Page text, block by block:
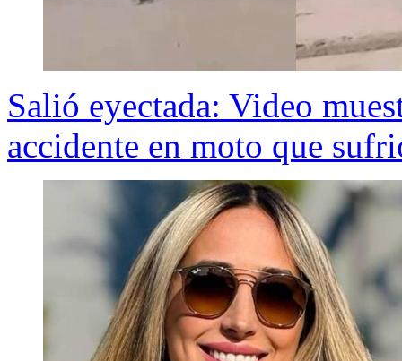
Salió eyectada: Video
accidente en moto que